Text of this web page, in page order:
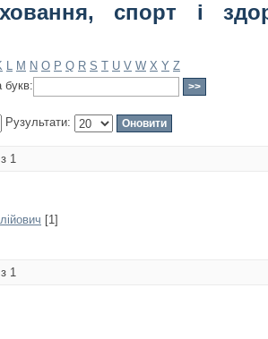
спорт і
L M N O P Q R S T U V W X Y Z
букв:
Рузультати:
1
[1]
1